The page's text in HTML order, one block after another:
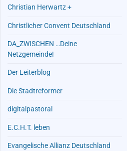
Christian Herwartz +
Christlicher Convent Deutschland
DA_ZWISCHEN …Deine
Netzgemeinde!
Der Leiterblog
Die Stadtreformer
digitalpastoral
E.C.H.T. leben
Evangelische Allianz Deutschland